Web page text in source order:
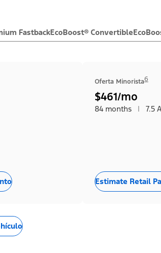
FastbackEcoBoost® Convertible
Oferta Minorista6
$461/mo
84 months | 7.5
Estimate Retail